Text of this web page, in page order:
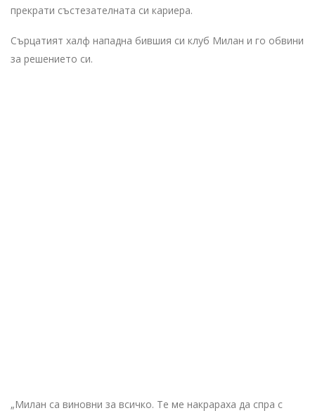
прекрати състезателната си кариера.
Сърцатият халф нападна бившия си клуб Милан и го обвини
за решението си.
„Милан са виновни за всичко. Те ме накрараха да спра с